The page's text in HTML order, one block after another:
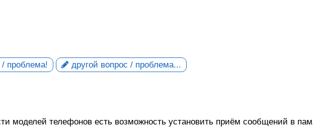
проблема! другой вопрос / проблема...
моделей телефонов есть возможность установить приём сообщений в